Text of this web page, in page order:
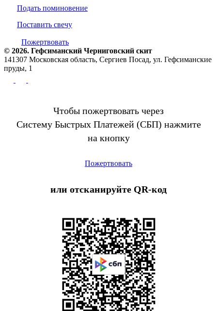
Подать поминовение
Поставить свечу
Пожертвовать
© 2026. Гефсиманский Черниговский cкит
141307 Московская область, Сергиев Посад, ул. Гефсиманские
пруды, 1
Чтобы пожертвовать через
Систему Быстрых Платежей (СБП) нажмите
на кнопку
Пожертвовать
или отсканируйте QR-код